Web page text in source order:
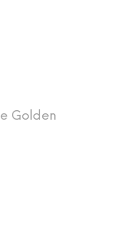
Golden